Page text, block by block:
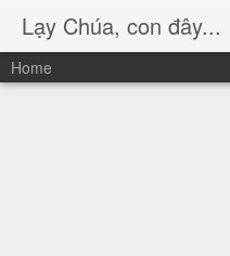
Lạy Chúa, con đây...
Home